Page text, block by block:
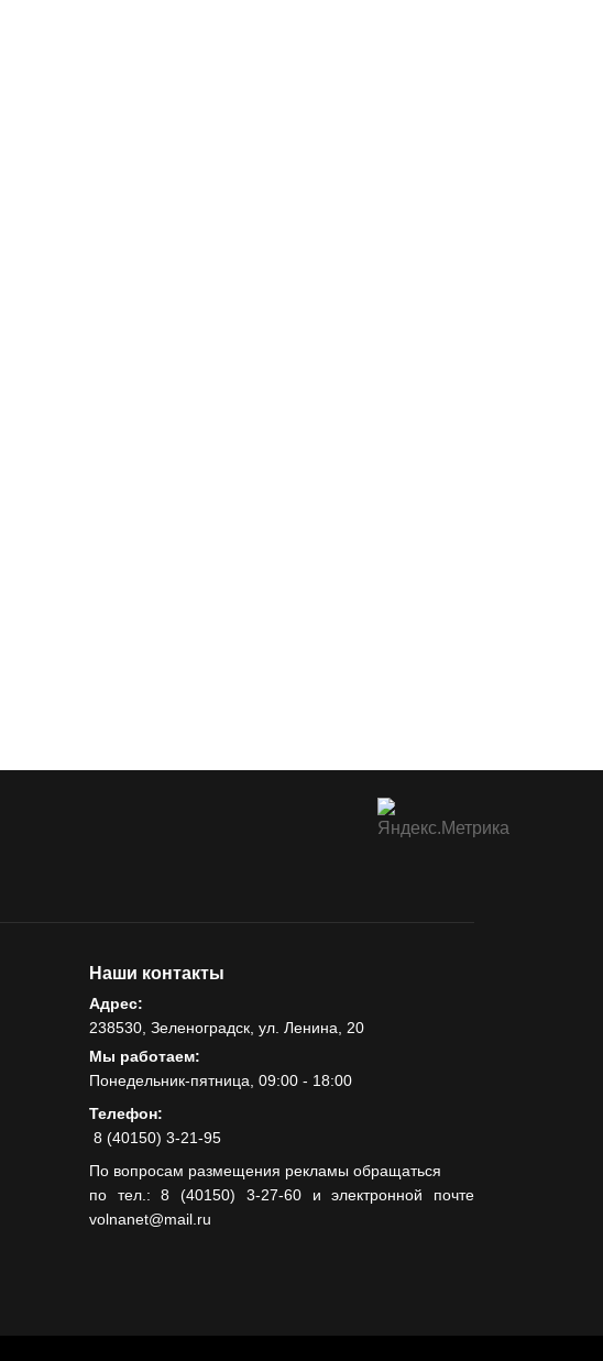
Наши контакты
Адрес:
238530, Зеленоградск, ул. Ленина, 20
Мы работаем:
Понедельник-пятница, 09:00 - 18:00
Телефон:
8 (40150) 3-21-95
По вопросам размещения рекламы обращаться
по тел.: 8 (40150) 3-27-60 и электронной почте
volnanet@mail.ru